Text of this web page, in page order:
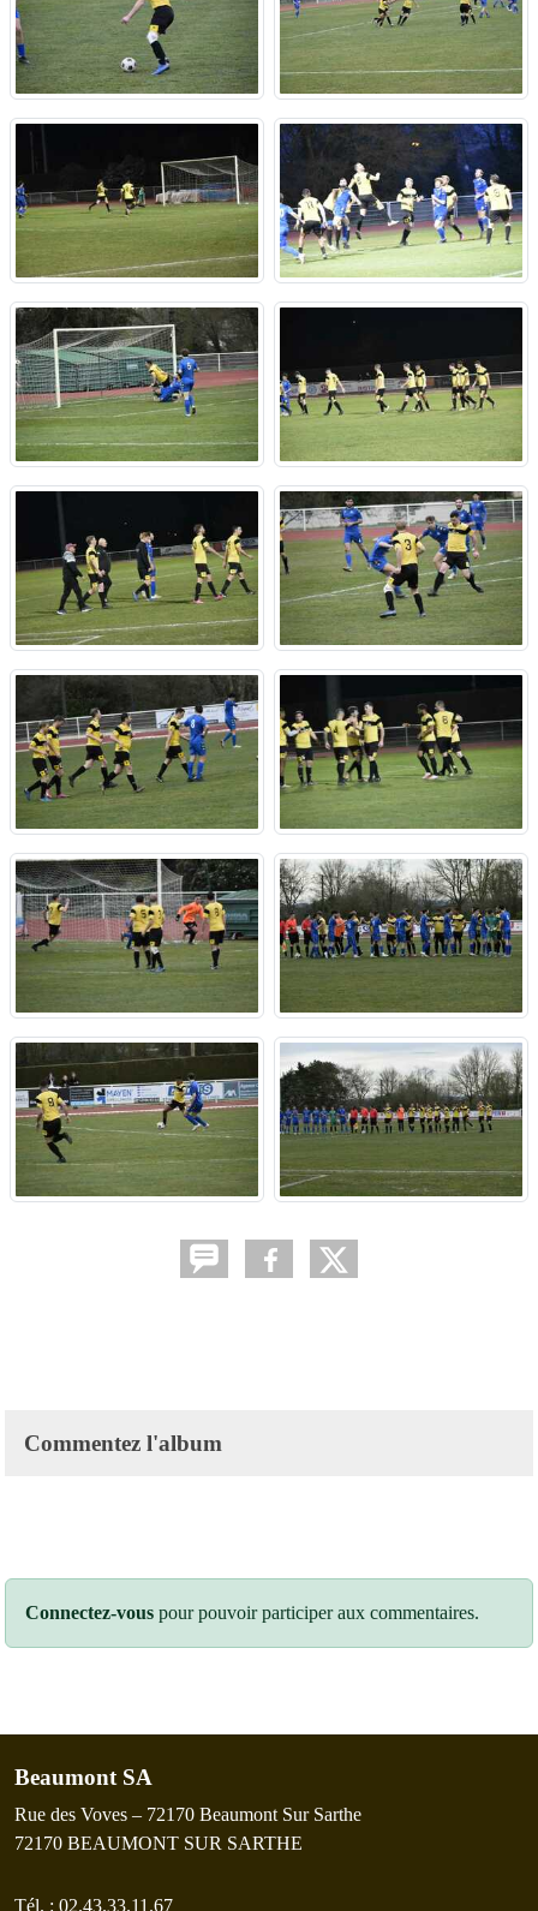
Commentez l'album
Connectez-vous pour pouvoir participer aux commentaires.
Beaumont SA
Rue des Voves – 72170 Beaumont Sur Sarthe
72170 BEAUMONT SUR SARTHE
Tél. : 02.43.33.11.67